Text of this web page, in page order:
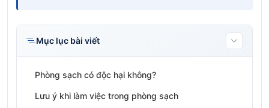
Mục lục bài viết
Phòng sạch có độc hại không?
Lưu ý khi làm việc trong phòng sạch